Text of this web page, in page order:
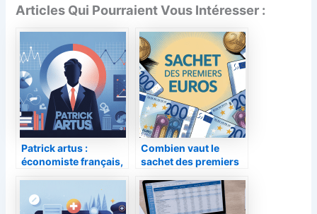
Articles Qui Pourraient Vous Intéresser :
Patrick artus :
économiste français,
Combien vaut le
sachet des premiers
pour bien estimer